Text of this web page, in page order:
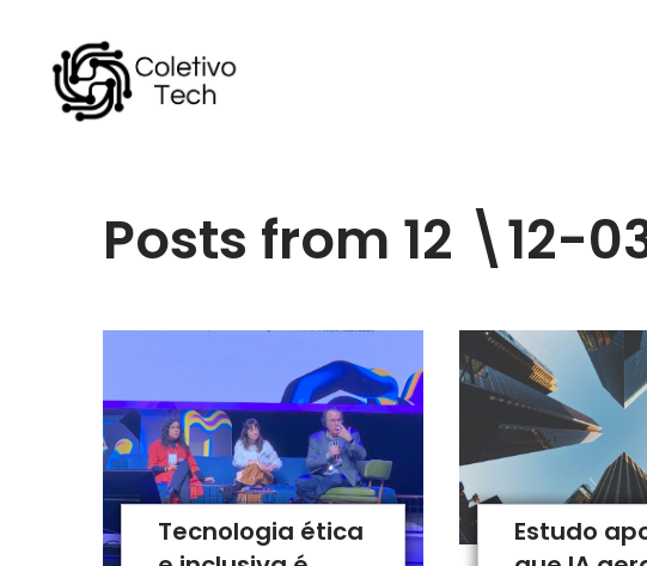
Posts from 12 \12-
Tecnologia ética
Estudo